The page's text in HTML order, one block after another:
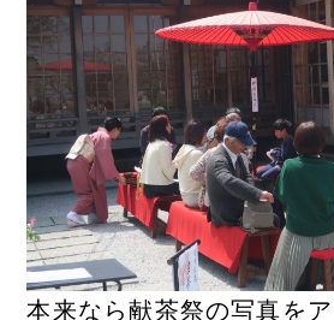
本来なら献茶祭の写真を